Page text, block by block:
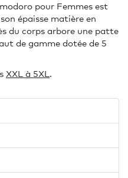
pour Femmes est
épaisse matière en
du corps arbore une patte
de gamme dotée de 5
XXL à 5XL .